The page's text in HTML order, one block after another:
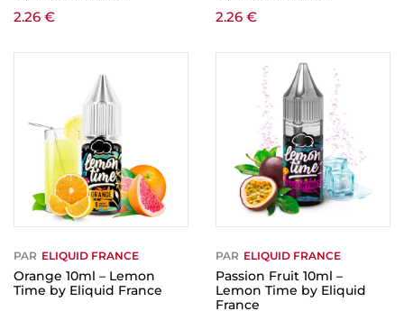
2.26 € 2.26 €
PAR ELIQUID FRANCE
Orange 10ml – Lemon
Time by Eliquid France
PAR ELIQUID FRANCE
Passion Fruit 10ml –
Lemon Time by Eliquid
France